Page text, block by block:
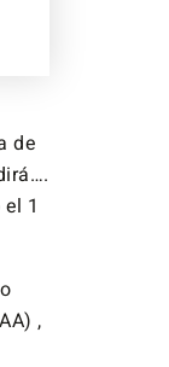
de
1
,